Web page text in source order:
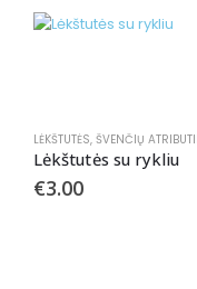
LĖKŠTUTĖS, ŠVENČIŲ
Lėkštutės su rykliu
€3.00